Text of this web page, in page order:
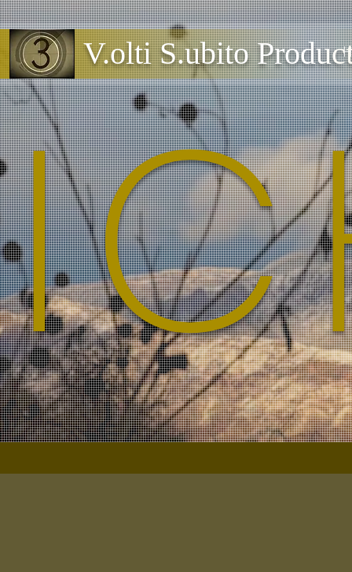
V.olti S.ubito